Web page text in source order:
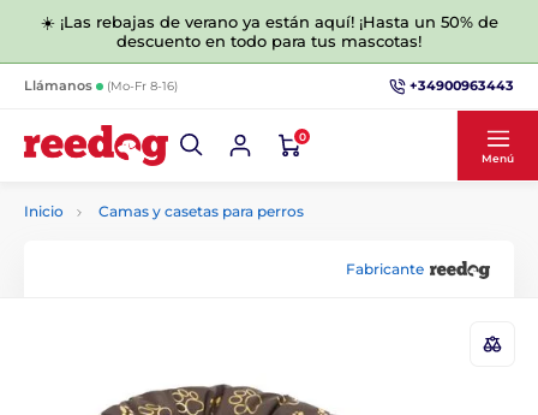
☀️ ¡Las rebajas de verano ya están aquí! ¡Hasta un 50% de
descuento en todo para tus mascotas!
Llámanos (Mo-Fr 8-16) +34900963443
0
Menú
Inicio Camas y casetas para perros
Fabricante